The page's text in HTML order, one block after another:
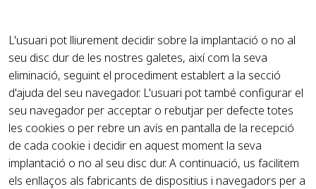
L'usuari pot lliurement decidir sobre la implantació o no al
seu disc dur de les nostres galetes, així com la seva
eliminació, seguint el procediment establert a la secció
d'ajuda del seu navegador. L'usuari pot també configurar el
seu navegador per acceptar o rebutjar per defecte totes
les cookies o per rebre un avís en pantalla de la recepció
de cada cookie i decidir en aquest moment la seva
implantació o no al seu disc dur. A continuació, us facilitem
els enllaços als fabricants de dispositius i navegadors per a